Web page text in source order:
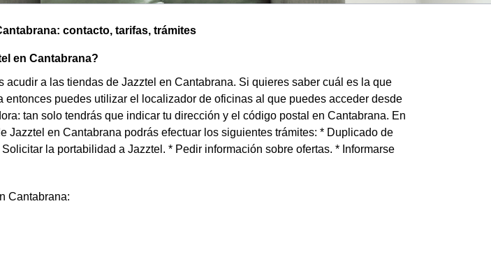
contacto, tarifas, trámites
en Cantabrana?
acudir a las tiendas de Jazztel en Cantabrana. Si quieres saber cuál es la que
entonces puedes utilizar el localizador de oficinas al que puedes acceder desde
tan solo tendrás que indicar tu dirección y el código postal en Cantabrana. En
Jazztel en Cantabrana podrás efectuar los siguientes trámites: * Duplicado de
la portabilidad a Jazztel. * Pedir información sobre ofertas. * Informarse
Cantabrana: